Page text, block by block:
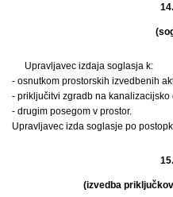
Upravljavec izdaja soglasja k:
- osnutkom prostorskih izvedbenih
- priključitvi zgradb na kanalizacijsko
- drugim posegom v prostor.
Upravljavec izda soglasje po
(izvedba